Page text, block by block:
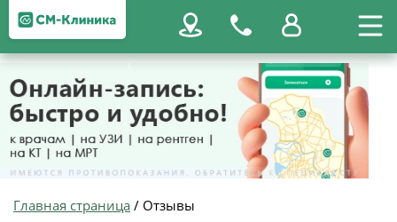
Главная страница / Отзывы